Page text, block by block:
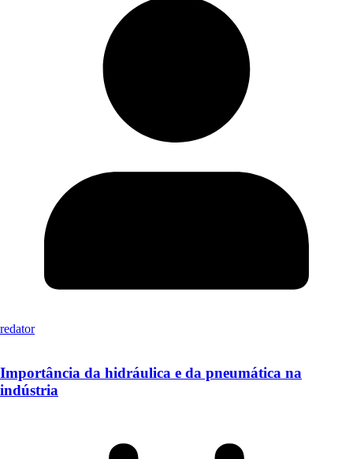
redator
Importância da hidráulica e da pneumática na
indústria